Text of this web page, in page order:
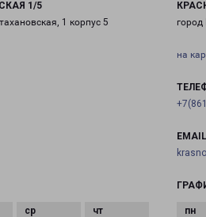
1/5
1 корпус 5
на
EMAIL